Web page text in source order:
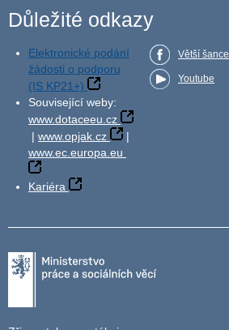
Důležité odkazy
Elektronické podání
žádosti o podporu
(IS KP21+)
Související weby:
www.dotaceeu.cz
| www.opjak.cz
|
www.ec.europa.eu
Kariéra
Větší šance
Youtube